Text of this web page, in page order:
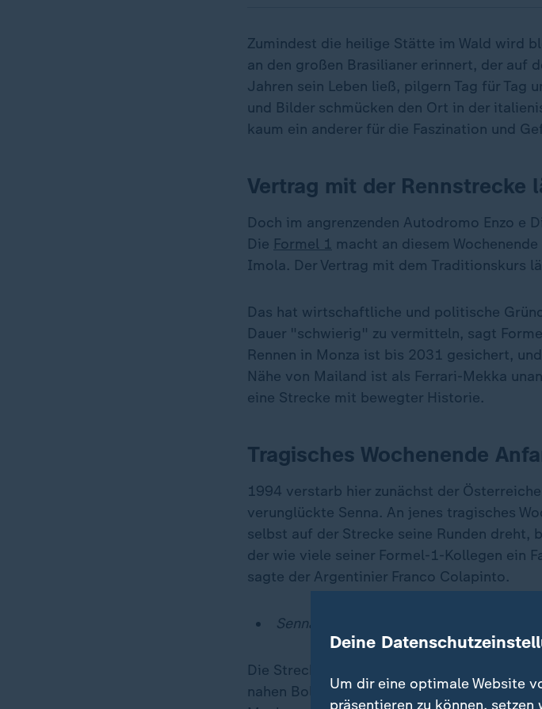
Zumindest die heilige Stätte im Wald wird
an den großen Brasilianer erinnert, der auf
Jahren sein Leben ließ, pilgern Tag für Tag
und Bilder schmücken den Ort in der
kaum ein anderer für die Faszination und
Vertrag mit der Rennstrecke
Doch im angrenzenden Autodromo Enzo e
Die Formel 1 macht an diesem
Imola. Der Vertrag mit dem Traditionskurs
Das hat wirtschaftliche und politische
Dauer "schwierig" zu vermitteln, sagt
Rennen in Monza ist bis 2031 gesichert,
Nähe von Mailand ist als Ferrari-Mekka
eine Strecke mit bewegter Historie.
Tragisches Wochenende
1994 verstarb hier zunächst der
verunglückte Senna. An jenes tragisches
selbst auf der Strecke seine Runden dreht,
der wie viele seiner Formel-1-Kollegen ein
sagte der Argentinier Franco Colapinto.
Sennas Tod veränderte die Formel-1-Welt
Die Strecke ist wellig, anspruchsvoll,
nahen Bologna stammt, bezeichnete sie
Deine
Um dir eine optimale Website
präsentieren zu können, setzen